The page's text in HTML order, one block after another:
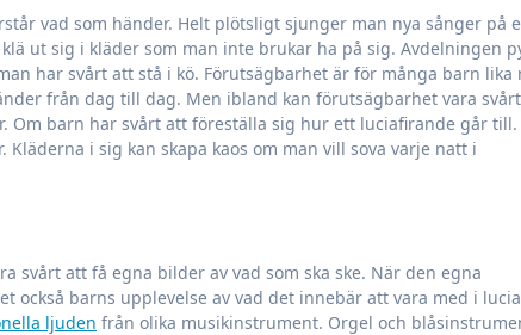
vad som händer. Helt plötsligt sjunger man nya sånger på
ut sig i kläder som man inte brukar ha på sig. Avdelningen
har svårt att stå i kö. Förutsägbarhet är för många barn lika
från dag till dag. Men ibland kan förutsägbarhet vara
Om barn har svårt att föreställa sig hur ett luciafirande går till.
i sig kan skapa kaos om man vill sova varje natt i
svårt att få egna bilder av vad som ska ske. När den egna
också barns upplevelse av vad det innebär att vara med i
ljuden från olika musikinstrument. Orgel och